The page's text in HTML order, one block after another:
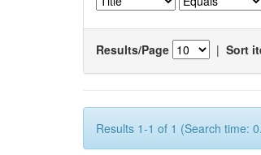
Results/Page | Sort
Results 1-1 of 1 (Search time: